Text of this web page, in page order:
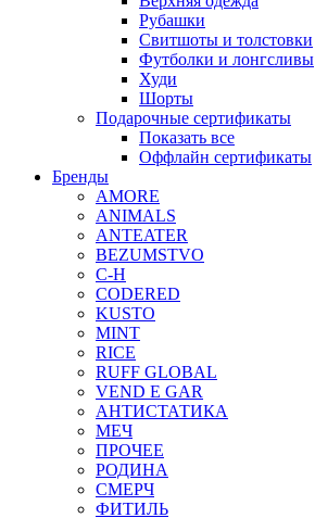
Рубашки
Свитшоты и толстовки
Футболки и лонгсливы
Худи
Шорты
Подарочные сертификаты
Показать все
Оффлайн сертификаты
Бренды
AMORE
ANIMALS
ANTEATER
BEZUMSTVO
C-H
CODERED
KUSTO
MINT
RICE
RUFF GLOBAL
VEND E GAR
АНТИСТАТИКА
МЕЧ
ПРОЧЕЕ
РОДИНА
СМЕРЧ
ФИТИЛЬ